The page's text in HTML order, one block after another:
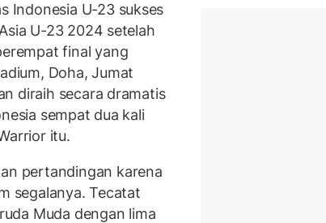
Indonesia U-23 sukses
U-23 2024 setelah
final yang
Doha, Jumat
diraih secara dramatis
sempat dua kali
itu.
pertandingan karena
segalanya. Tecatat
Muda dengan lima